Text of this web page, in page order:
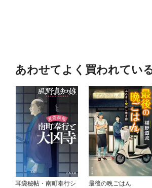
あわせてよく買われてい
耳袋秘帖・南町奉行シ
最後の晩ごはん